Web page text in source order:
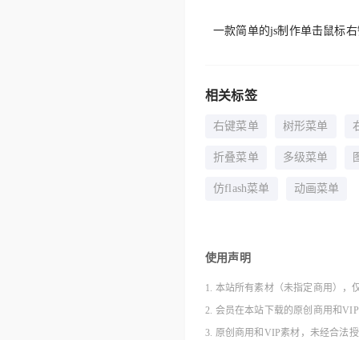
一款简单的js制作单击鼠标
相关标签
右键菜单 树形菜单
折叠菜单 多级菜单
仿flash菜单 动画菜单
使用声明
1. 本站所有素材（未指定商用），
2. 会员在本站下载的原创商用和
3. 原创商用和VIP素材，未经合法